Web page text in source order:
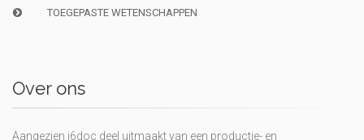
TOEGEPASTE WETENSCHAPPEN
Over ons
Aangezien i6doc deel uitmaakt van een productie- en